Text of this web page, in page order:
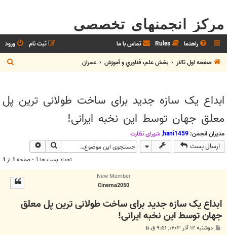
مرکز انجمنهای تخصصی
راهنما Rules تماس با ما ورود
ثبت نام
صفحه اول تالار
بخش علم، فناوري و آموزش عمران
س
جابداع یک سازه جدید برای ساخت طولانی ترین پل
معلق جهان توسط این نخبه ایرانی!
مدیران انجمن: hani1459
,شوراي نظارت
ارسال پست جستجو
تعداد پست ها:1 • صفحه 1 از 1
New Member
Cinema2050
ابداع یک سازه جدید برای ساخت طولانی ترین پل معلق
جهان توسط این نخبه ایرانی!
دوشنبه ۱۲ آذر ۱۴۰۳, ۹:۵۱ ق.ظ